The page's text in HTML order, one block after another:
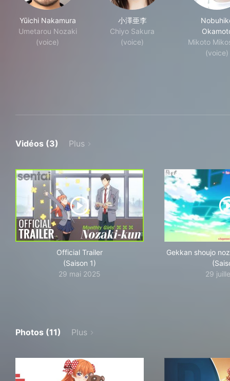
Yūichi Nakamura
Umetarou Nozaki
(voice)
小澤亜李
Chiyo Sakura
(voice)
Mikoto
(voice)
Vidéos (3) Plus
Official Trailer
(Saison 1)
29 mai 2025
Gekkan shoujo
29
Photos (11) Plus